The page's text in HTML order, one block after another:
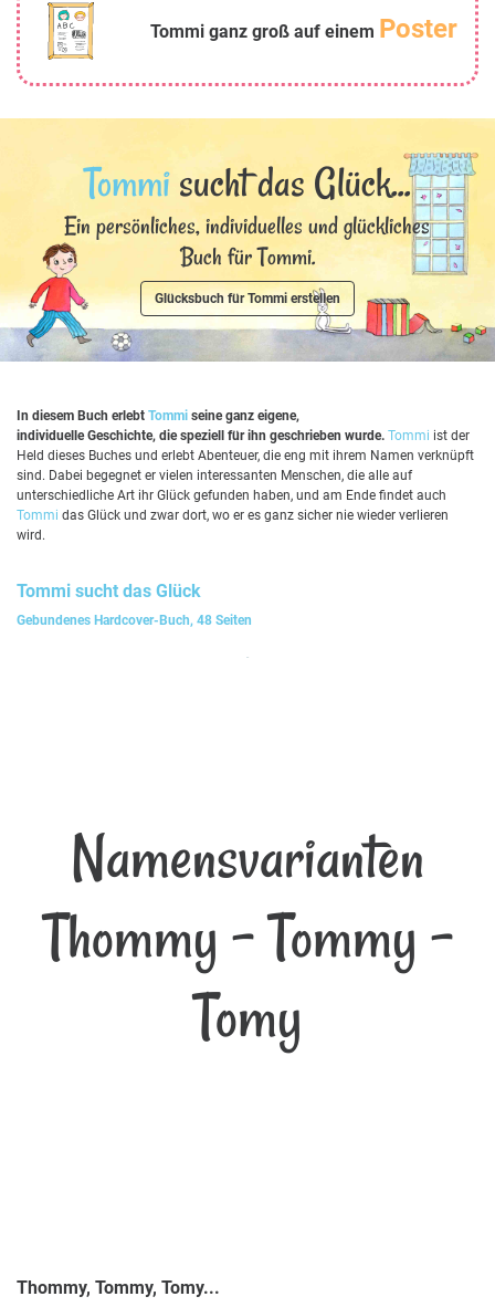
Tommi ganz groß auf einem Poster
Tommisucht das Glück...
Ein persönliches, individuelles und glückliches
Buch für Tommi.
Glücksbuch für Tommi erstellen
In diesem Buch erlebt Tommi seine ganz eigene,
individuelle Geschichte, die speziell für ihn geschrieben wurde. Tommi ist der
Held dieses Buches und erlebt Abenteuer, die eng mit ihrem Namen verknüpft
sind. Dabei begegnet er vielen interessanten Menschen, die alle auf
unterschiedliche Art ihr Glück gefunden haben, und am Ende findet auch
Tommi das Glück und zwar dort, wo er es ganz sicher nie wieder verlieren
wird.
Tommi sucht das Glück
Gebundenes Hardcover-Buch, 48 Seiten
Namensvarianten
Thommy - Tommy -
Tomy
Thommy, Tommy, Tomy...